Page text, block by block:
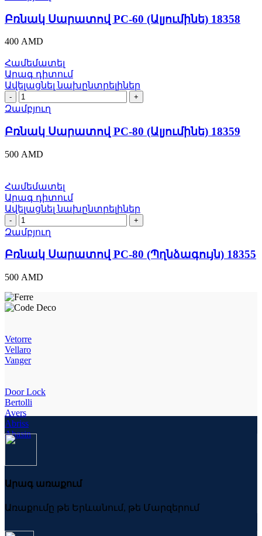
PC-
60
(Ալյումինե)
18358
quantity
Բռնակ Սարատով PC-60 (Ալյումինե) 18358
400 AMD
Համեմատել
Արագ դիտում
Ավելացնել նախընտրելիներ
Բռնակ
Սարատով
PC-
80
(Ալյումինե)
18359
quantity
Զամբյուղ
Բռնակ Սարատով PC-80 (Ալյումինե) 18359
500 AMD
Համեմատել
Արագ դիտում
Ավելացնել նախընտրելիներ
Բռնակ
Սարատով
PC-
80
(Պղնձագույն)
18355
quantity
Զամբյուղ
Բռնակ Սարատով PC-80 (Պղնձագույն) 18355
500 AMD
Vetorre
Vellaro
Vanger
Door Lock
Bertolli
Avers
Abriss
Abasin
Արագ առաքում
Առաքումը թե Երևանում, թե Մարզերում